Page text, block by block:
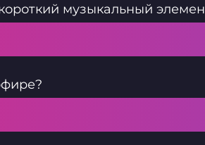
музыкальный